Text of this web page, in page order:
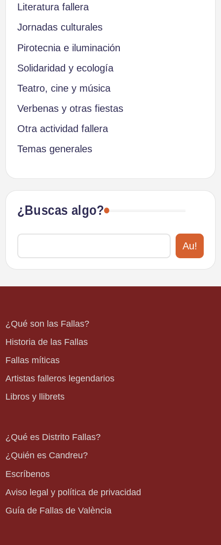
Literatura fallera
Jornadas culturales
Pirotecnia e iluminación
Solidaridad y ecología
Teatro, cine y música
Verbenas y otras fiestas
Otra actividad fallera
Temas generales
¿Buscas algo?
Au!
¿Qué son las Fallas?
Historia de las Fallas
Fallas míticas
Artistas falleros legendarios
Libros y llibrets
¿Qué es Distrito Fallas?
¿Quién es Candreu?
Escríbenos
Aviso legal y política de privacidad
Guía de Fallas de València